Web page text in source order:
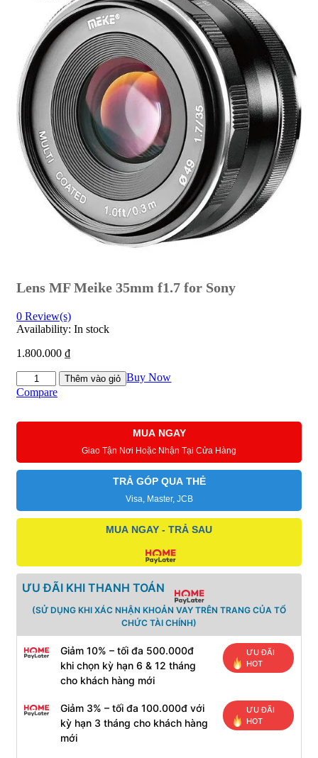
Lens MF Meike 35mm f1.7 for Sony
0 Review(s)
Availability: In stock
1.800.000 ₫
Lens
MF
Meike
f1.7
số
Thêm vào giỏ Buy Now
Compare
MUA NGAY
Giao Tận Nơi Hoặc Nhận Tại Cửa Hàng
TRẢ GÓP QUA THẺ
Visa, Master, JCB
MUA NGAY - TRẢ SAU
ƯU ĐÃI KHI THANH TOÁN
(SỬ DỤNG KHI XÁC NHẬN KHOẢN VAY TRÊN TRANG CỦA TỔ
CHỨC TÀI CHÍNH)
Giảm 10% – tối đa 500.000đ
khi chọn kỳ hạn 6 & 12 tháng
cho khách hàng mới
ƯU ĐÃI
HOT
Giảm 3% – tối đa 100.000đ với
kỳ hạn 3 tháng cho khách hàng
mới
ƯU ĐÃI
HOT